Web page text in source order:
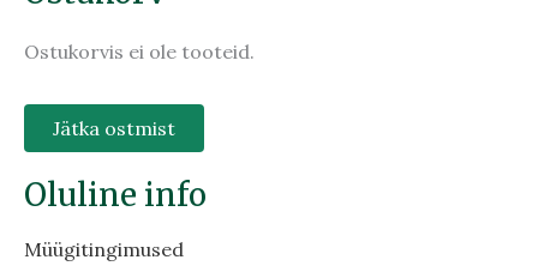
Ostukorvis ei ole tooteid.
Jätka ostmist
Oluline info
Müügitingimused